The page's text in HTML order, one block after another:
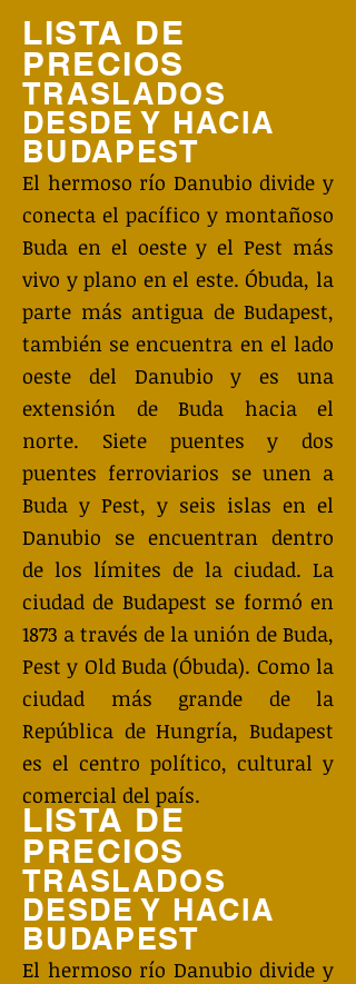
LISTA DE
PRECIOS
TRASLADOS
DESDE Y HACIA
BUDAPEST
El hermoso río Danubio divide y
conecta el pacífico y montañoso
Buda en el oeste y el Pest más
vivo y plano en el este. Óbuda, la
parte más antigua de Budapest,
también se encuentra en el lado
oeste del Danubio y es una
extensión de Buda hacia el
norte. Siete puentes y dos
puentes ferroviarios se unen a
Buda y Pest, y seis islas en el
Danubio se encuentran dentro
de los límites de la ciudad. La
ciudad de Budapest se formó en
1873 a través de la unión de Buda,
Pest y Old Buda (Óbuda). Como la
ciudad más grande de la
República de Hungría, Budapest
es el centro político, cultural y
comercial del país.
LISTA DE
PRECIOS
TRASLADOS
DESDE Y HACIA
BUDAPEST
El hermoso río Danubio divide y